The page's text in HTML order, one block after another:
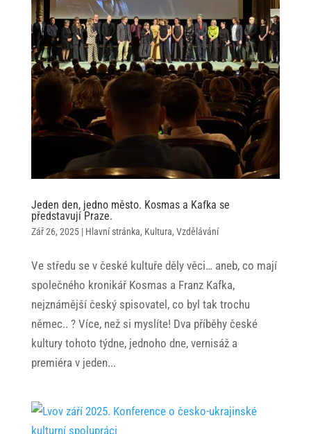
Jeden den, jedno město. Kosmas a Kafka se
představují Praze.
Zář 26, 2025| Hlavní stránka, Kultura, Vzdělávání
Ve středu se v české kultuře děly věci… aneb, co mají
společného kronikář Kosmas a Franz Kafka,
nejznámější český spisovatel, co byl tak trochu
němec.. ? Více, než si myslíte! Dva příběhy české
kultury tohoto týdne, jednoho dne, vernisáž a
premiéra v jeden...